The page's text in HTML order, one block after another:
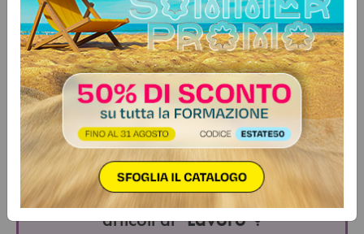
SOGGETTI INTERESSATIDatori di lavoro degli studi
professionali.ADEMPIMENTOPagamento della
contribuzione CADIPROF.COME/DOVE SI VERSADeve
essere utilizzata la “Sezione INPS” del modello F24 nella
quale va indicato il codice della sede INPS competente e
la propria matricola INPS.
Vuoi avere accesso a tutti i
contenuti riservati e agli
articoli di "Lavoro"?